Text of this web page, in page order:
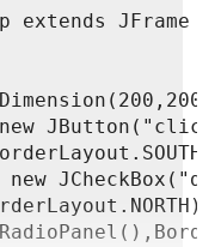
extends JFrame